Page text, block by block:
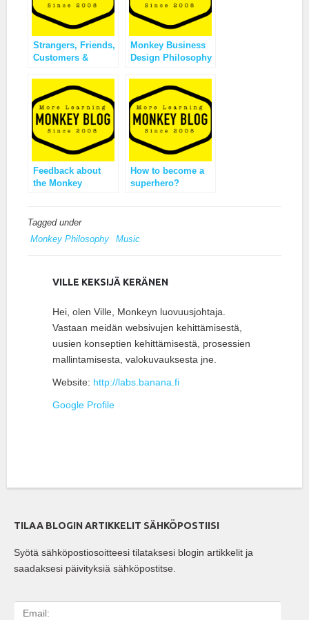
Strangers, Friends,
Customers &
Monkey Business
Design Philosophy
Feedback about
the Monkey
How to become a
superhero?
Tagged under
Monkey Philosophy
Music
VILLE KEKSIJÄ KERÄNEN
Hei, olen Ville, Monkeyn luovuusjohtaja.
Vastaan meidän websivujen kehittämisestä,
uusien konseptien kehittämisestä, prosessien
mallintamisesta, valokuvauksesta jne.
Website: http://labs.banana.fi
Google Profile
TILAA BLOGIN ARTIKKELIT SÄHKÖPOSTIISI
Syötä sähköpostiosoitteesi tilataksesi blogin artikkelit ja
saadaksesi päivityksiä sähköpostitse.